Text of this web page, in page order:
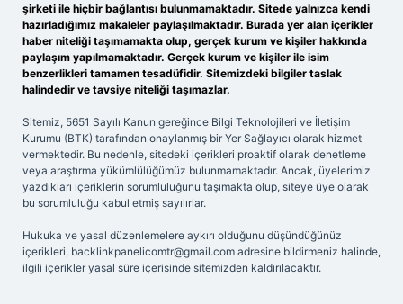
şirketi ile hiçbir bağlantısı bulunmamaktadır. Sitede yalnızca kendi
hazırladığımız makaleler paylaşılmaktadır. Burada yer alan içerikler
haber niteliği taşımamakta olup, gerçek kurum ve kişiler hakkında
paylaşım yapılmamaktadır. Gerçek kurum ve kişiler ile isim
benzerlikleri tamamen tesadüfidir. Sitemizdeki bilgiler taslak
halindedir ve tavsiye niteliği taşımazlar.
Sitemiz, 5651 Sayılı Kanun gereğince Bilgi Teknolojileri ve İletişim
Kurumu (BTK) tarafından onaylanmış bir Yer Sağlayıcı olarak hizmet
vermektedir. Bu nedenle, sitedeki içerikleri proaktif olarak denetleme
veya araştırma yükümlülüğümüz bulunmamaktadır. Ancak, üyelerimiz
yazdıkları içeriklerin sorumluluğunu taşımakta olup, siteye üye olarak
bu sorumluluğu kabul etmiş sayılırlar.
Hukuka ve yasal düzenlemelere aykırı olduğunu düşündüğünüz
içerikleri, backlinkpanelicomtr@gmail.com adresine bildirmeniz halinde,
ilgili içerikler yasal süre içerisinde sitemizden kaldırılacaktır.